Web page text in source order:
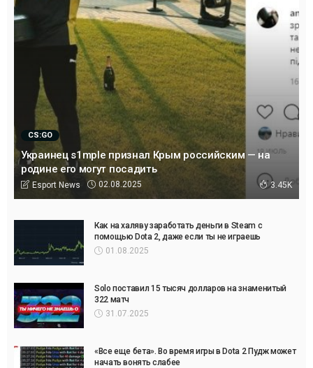
CS:GO
Украинец s1mple признал Крым российским — на
родине его могут посадить
Esport News 02.08.2025 3.45K
Как на халяву заработать деньги в Steam с
помощью Dota 2, даже если ты не играешь
01.08.2025
Solo поставил 15 тысяч долларов на знаменитый
322 матч
31.07.2025
«Все еще бета». Во время игры в Dota 2 Пудж может
начать вонять слабее